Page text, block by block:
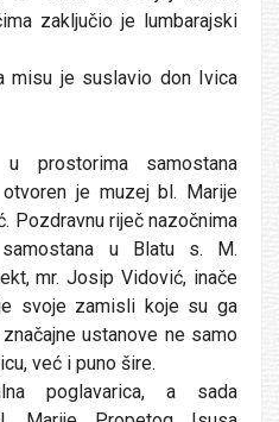
zaključio je lumbarajski
misu je suslavio don Ivica
prostorima samostana
je muzej bl. Marije
Pozdravnu riječ nazočnima
u Blatu s. M.
mr. Josip Vidović, inače
svoje zamisli koje su ga
ustanove ne samo
već i puno šire.
poglavarica, a sada